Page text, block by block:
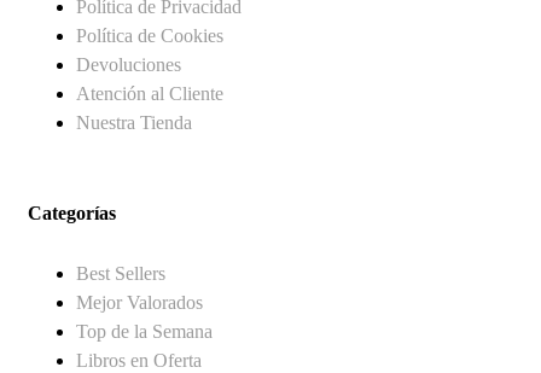
Política de Privacidad
Política de Cookies
Devoluciones
Atención al Cliente
Nuestra Tienda
Categorías
Best Sellers
Mejor Valorados
Top de la Semana
Libros en Oferta